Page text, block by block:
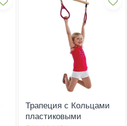
Трапеция с Кольцами
пластиковыми